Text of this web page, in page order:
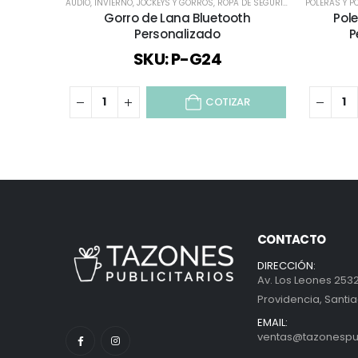
AUDIO, INVIERNO, JOCKEYS Y GORROS, ROPA DE SEGURIDAD ROPA DE
Gorro de Lana Bluetooth
Personalizado
SKU: P-G24
COTIZAR
POLERAS Y
CONTACTO
DIRECCIÓN:
Av. Los Leones
Providencia,
EMAIL: